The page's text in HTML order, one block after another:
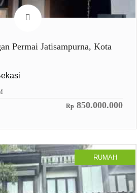
Permai Jatisampurna, Kota
Rp 850.000.000
RUMAH